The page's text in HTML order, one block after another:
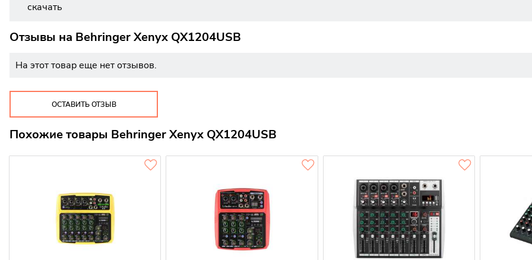
скачать
Отзывы на Behringer Xenyx QX1204USB
На этот товар еще нет отзывов.
ОСТАВИТЬ ОТЗЫВ
Похожие товары Behringer Xenyx QX1204USB